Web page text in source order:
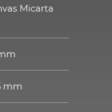
Micarta
mm